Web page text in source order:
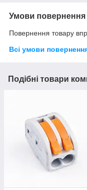
Умови повернення
Повернення товару
Всі умови
Подібні товари